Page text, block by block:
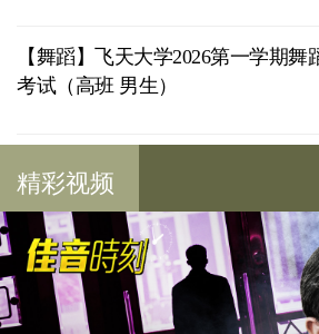
【舞蹈】飞天大学2026第一学期舞
考试（高班 男生）
精彩视频